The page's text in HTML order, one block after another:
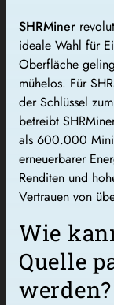
SHRMiner
ideale Wahl für
Oberfläche
mühelos. Für
der Schlüssel
betreibt
als 600.000
erneuerbarer
Renditen und
Vertrauen von
Wie
Quelle
werden?